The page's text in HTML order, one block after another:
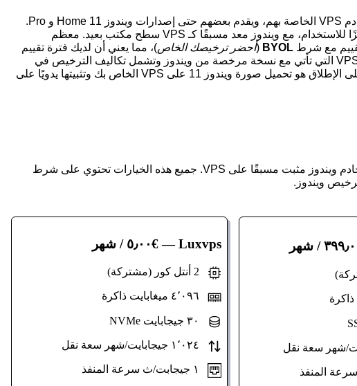
يقدم العديد من المزودين خادم ويندوز كنظام تشغيل مثبت مسبقًا على خوادم VPS الخاصة بهم، ويقدم بعضهم حتى إصدارات ويندوز 11 Home و Pro.
المقصود بـ "مثبت مسبقًا" في هذا السياق هو أن VPS يتم تسليمه إليك جاهزًا للاستخدام، مع ويندوز معد مسبقًا كـ VPS سطح مكتب بعيد. معظم
BYOL
(أحضر ترخيصك الخاص)، مما يعني أن لديك فترة تقييم
مجانية لمدة 180 يومًا، وبعدها يجب شراء مفتاح ترخيص. هناك أيضًا خوادم VPS التي تأتي مع نسخة مرخصة من ويندوز وتشمل تكاليف الترخيص في
السعر الشهري للخدمة، وعادةً ما تكون أغلى بقليل. ولكن الخيار الأرخص على الإطلاق هو تحميل صورة ويندوز 11 على VPS الخاص بك وتثبيتها يدويًا على
هذه بعض الخدمات الأوروبية الموجودة حاليًا في قاعدة البيانات التي تقدم خادم ويندوز مثبت مسبقًا على VPS. جميع هذه الخيارات تحتوي على شرط
Luxvps— €٥٫٠٠ / شهر